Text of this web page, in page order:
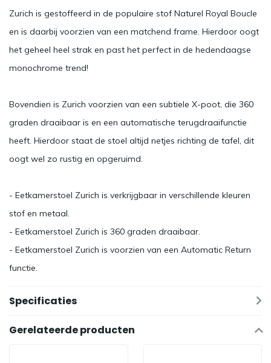
Zurich is gestoffeerd in de populaire stof Naturel Royal Boucle
en is daarbij voorzien van een matchend frame. Hierdoor oogt
het geheel heel strak en past het perfect in de hedendaagse
monochrome trend!
Bovendien is Zurich voorzien van een subtiele X-poot, die 360
graden draaibaar is en een automatische terugdraaifunctie
heeft. Hierdoor staat de stoel altijd netjes richting de tafel, dit
oogt wel zo rustig en opgeruimd.
- Eetkamerstoel Zurich is verkrijgbaar in verschillende kleuren
stof en metaal.
- Eetkamerstoel Zurich is 360 graden draaibaar.
- Eetkamerstoel Zurich is voorzien van een Automatic Return
functie.
Specificaties
Gerelateerde producten